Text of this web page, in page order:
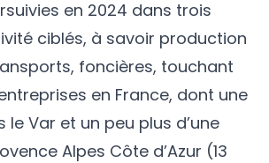
en 2024 dans trois
ciblés, à savoir production
foncières, touchant
en France, dont une
le Var et un peu plus d’une
Alpes Côte d’Azur (13